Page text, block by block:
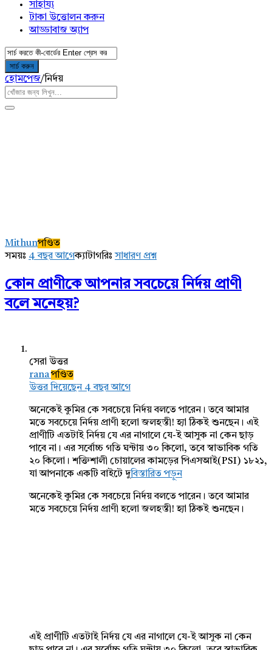
সাহায্য
টাকা উত্তোলন করুন
আড্ডাবাজ অ্যাপ
হোমপেজ/নির্দয়
Latest
প্রশ্ন
Mithunপণ্ডিত
সময়ঃ 4 বছর আগেক্যাটাগরিঃসাধারণ প্রশ্ন
কোন প্রাণীকে আপনার সবচেয়ে নির্দয় প্রাণী
বলে মনেহয়?
সেরা উত্তর
ranaপণ্ডিত
উত্তর দিয়েছেন 4 বছর আগে
অনেকেই কুমির কে সবচেয়ে নির্দয় বলতে পারেন। তবে আমার
মতে সবচেয়ে নির্দয় প্রাণী হলো জলহস্তী! হ্যা ঠিকই শুনছেন। এই
প্রাণীটি এতটাই নির্দয় যে এর নাগালে যে-ই আসুক না কেন ছাড়
পাবে না। এর সর্বোচ্চ গতি ঘন্টায় ৩০ কিলো, তবে স্বাভাবিক গতি
২০ কিলো। শক্তিশালী চোয়ালের কামড়ের পিএসআই(PSI) ১৮২১,
যা আপনাকে একটি বাইটে দুবিস্তারিত পড়ুন
অনেকেই কুমির কে সবচেয়ে নির্দয় বলতে পারেন। তবে আমার
মতে সবচেয়ে নির্দয় প্রাণী হলো জলহস্তী! হ্যা ঠিকই শুনছেন।
এই প্রাণীটি এতটাই নির্দয় যে এর নাগালে যে-ই আসুক না কেন